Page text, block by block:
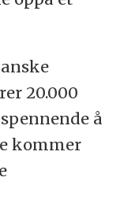
20.000
å
kommer